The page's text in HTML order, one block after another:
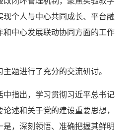
现个人与中心共同成长、平台融
和中心发展联动协同方面的工作
题进行了充分的交流研讨。
中指出，学习贯彻习近平总书记
述和关于党的建设重要思想，
，深刻领悟、准确把握其鲜明